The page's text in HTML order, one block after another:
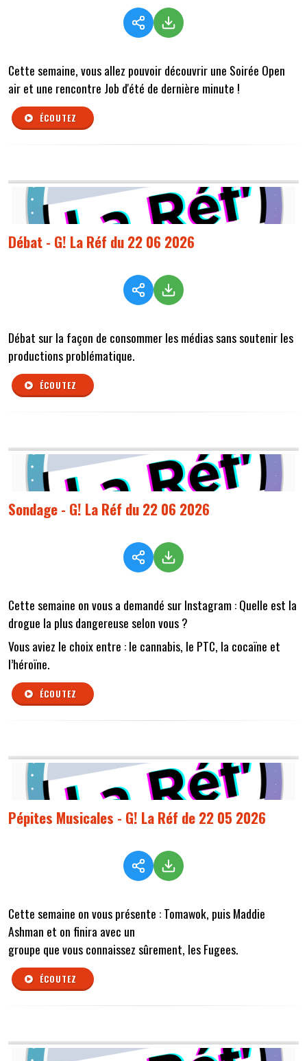
Cette semaine, vous allez pouvoir découvrir une Soirée Open
air et une rencontre Job d'été de dernière minute !
ÉCOUTEZ
Débat - G! La Réf du 22 06 2026
Débat sur la façon de consommer les médias sans soutenir les
productions problématique.
ÉCOUTEZ
Sondage - G! La Réf du 22 06 2026
Cette semaine on vous a demandé sur Instagram : Quelle est la
drogue la plus dangereuse selon vous ?
Vous aviez le choix entre : le cannabis, le PTC, la cocaïne et
l’héroïne.
ÉCOUTEZ
Pépites Musicales - G! La Réf de 22 05 2026
Cette semaine on vous présente : Tomawok, puis Maddie
Ashman et on finira avec un
groupe que vous connaissez sûrement, les Fugees.
ÉCOUTEZ